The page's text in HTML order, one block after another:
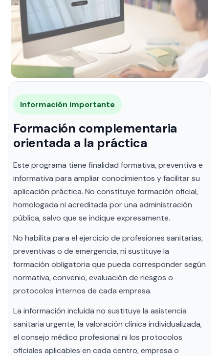
Información importante
Formación complementaria
orientada a la práctica
Este programa tiene finalidad formativa, preventiva e
informativa para ampliar conocimientos y facilitar su
aplicación práctica. No constituye formación oficial,
homologada ni acreditada por una administración
pública, salvo que se indique expresamente.
No habilita para el ejercicio de profesiones sanitarias,
preventivas o de emergencia, ni sustituye la
formación obligatoria que pueda corresponder según
normativa, convenio, evaluación de riesgos o
protocolos internos de cada empresa.
La información incluida no sustituye la asistencia
sanitaria urgente, la valoración clínica individualizada,
el consejo médico profesional ni los protocolos
oficiales aplicables en cada centro, empresa o